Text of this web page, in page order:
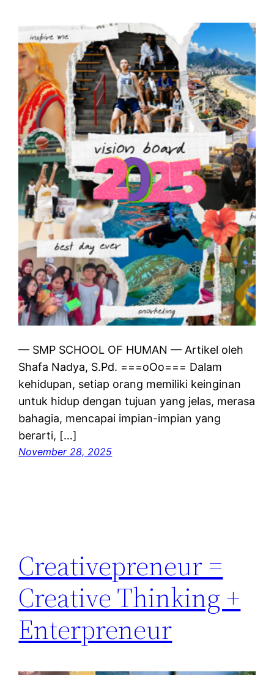
— SMP SCHOOL OF HUMAN — Artikel oleh
Shafa Nadya, S.Pd. ===oOo=== Dalam
kehidupan, setiap orang memiliki keinginan
untuk hidup dengan tujuan yang jelas, merasa
bahagia, mencapai impian-impian yang
berarti, […]
November 28, 2025
Creativepreneur =
Creative Thinking +
Enterpreneur